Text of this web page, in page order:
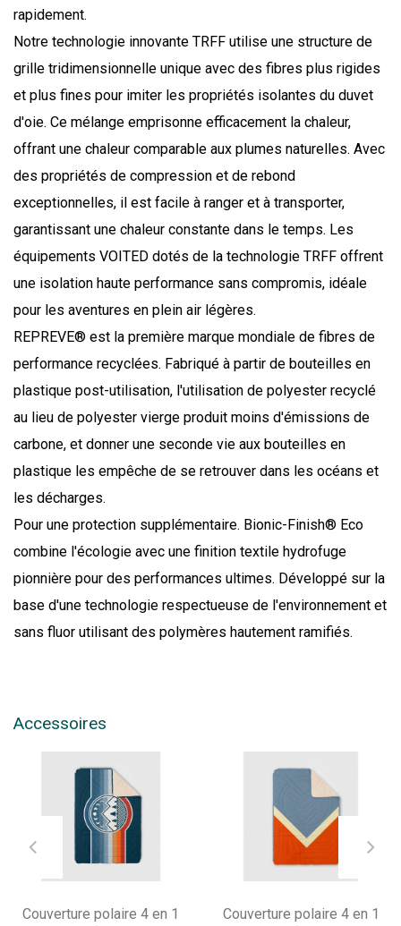
rapidement.
Notre technologie innovante TRFF utilise une structure de
grille tridimensionnelle unique avec des fibres plus rigides
et plus fines pour imiter les propriétés isolantes du duvet
d'oie. Ce mélange emprisonne efficacement la chaleur,
offrant une chaleur comparable aux plumes naturelles. Avec
des propriétés de compression et de rebond
exceptionnelles, il est facile à ranger et à transporter,
garantissant une chaleur constante dans le temps. Les
équipements VOITED dotés de la technologie TRFF offrent
une isolation haute performance sans compromis, idéale
pour les aventures en plein air légères.
REPREVE® est la première marque mondiale de fibres de
performance recyclées. Fabriqué à partir de bouteilles en
plastique post-utilisation, l'utilisation de polyester recyclé
au lieu de polyester vierge produit moins d'émissions de
carbone, et donner une seconde vie aux bouteilles en
plastique les empêche de se retrouver dans les océans et
les décharges.
Pour une protection supplémentaire. Bionic-Finish® Eco
combine l'écologie avec une finition textile hydrofuge
pionnière pour des performances ultimes. Développé sur la
base d'une technologie respectueuse de l'environnement et
sans fluor utilisant des polymères hautement ramifiés.
Accessoires
Couverture polaire 4 en 1
Couverture polaire 4 en 1